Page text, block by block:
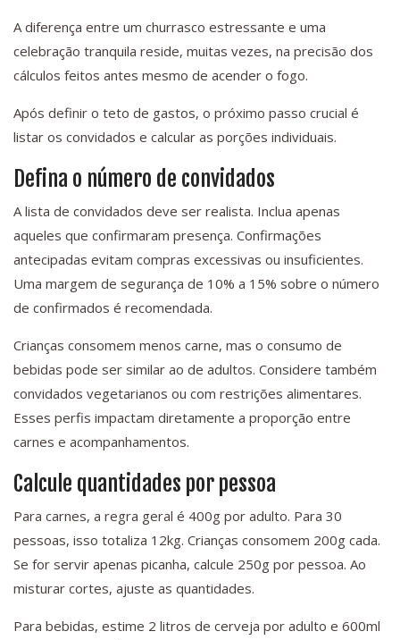
A diferença entre um churrasco estressante e uma
celebração tranquila reside, muitas vezes, na precisão dos
cálculos feitos antes mesmo de acender o fogo.
Após definir o teto de gastos, o próximo passo crucial é
listar os convidados e calcular as porções individuais.
Defina o número de convidados
A lista de convidados deve ser realista. Inclua apenas
aqueles que confirmaram presença. Confirmações
antecipadas evitam compras excessivas ou insuficientes.
Uma margem de segurança de 10% a 15% sobre o número
de confirmados é recomendada.
Crianças consomem menos carne, mas o consumo de
bebidas pode ser similar ao de adultos. Considere também
convidados vegetarianos ou com restrições alimentares.
Esses perfis impactam diretamente a proporção entre
carnes e acompanhamentos.
Calcule quantidades por pessoa
Para carnes, a regra geral é 400g por adulto. Para 30
pessoas, isso totaliza 12kg. Crianças consomem 200g cada.
Se for servir apenas picanha, calcule 250g por pessoa. Ao
misturar cortes, ajuste as quantidades.
Para bebidas, estime 2 litros de cerveja por adulto e 600ml